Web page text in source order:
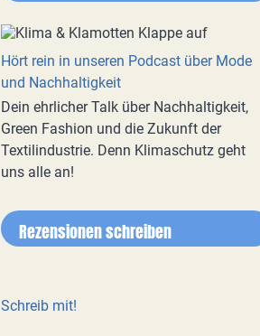
Hört rein in unseren Podcast über Mode
und Nachhaltigkeit
Dein ehrlicher Talk über Nachhaltigkeit,
Green Fashion und die Zukunft der
Textilindustrie. Denn Klimaschutz geht
uns alle an!
Rezensionen schreiben
Schreib mit!